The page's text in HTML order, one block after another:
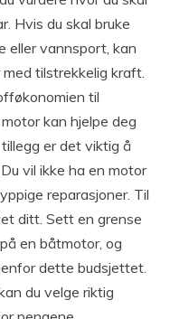
Hvis du skal bruke
eller vannsport, kan
tilstrekkelig kraft.
til
kan hjelpe deg
er det viktig å
vil ikke ha en motor
reparasjoner. Til
ditt. Sett en grense
en båtmotor, og
dette budsjettet.
du velge riktig